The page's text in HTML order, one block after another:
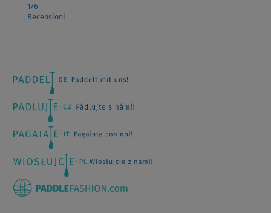
176
Recensioni